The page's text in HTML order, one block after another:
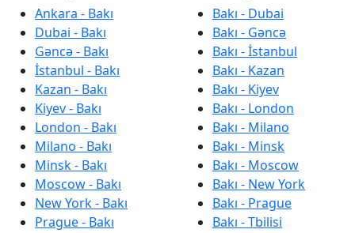
Ankara - Bakı
Dubai - Bakı
Gəncə - Bakı
İstanbul - Bakı
Kazan - Bakı
Kiyev - Bakı
London - Bakı
Milano - Bakı
Minsk - Bakı
Moscow - Bakı
New York - Bakı
Prague - Bakı
Bakı - Dubai
Bakı - Gəncə
Bakı - İstanbul
Bakı - Kazan
Bakı - Kiyev
Bakı - London
Bakı - Milano
Bakı - Minsk
Bakı - Moscow
Bakı - New York
Bakı - Prague
Bakı - Tbilisi